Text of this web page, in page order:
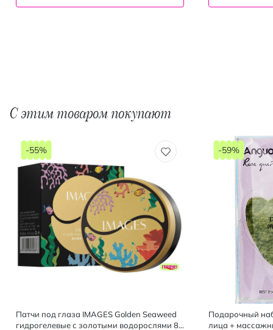
С этим товаром покупают
Патчи под глаза IMAGES Golden Seaweed
гидрогелевые с золотыми водорослями 80
-55%
Подарочный
лица +
-59%